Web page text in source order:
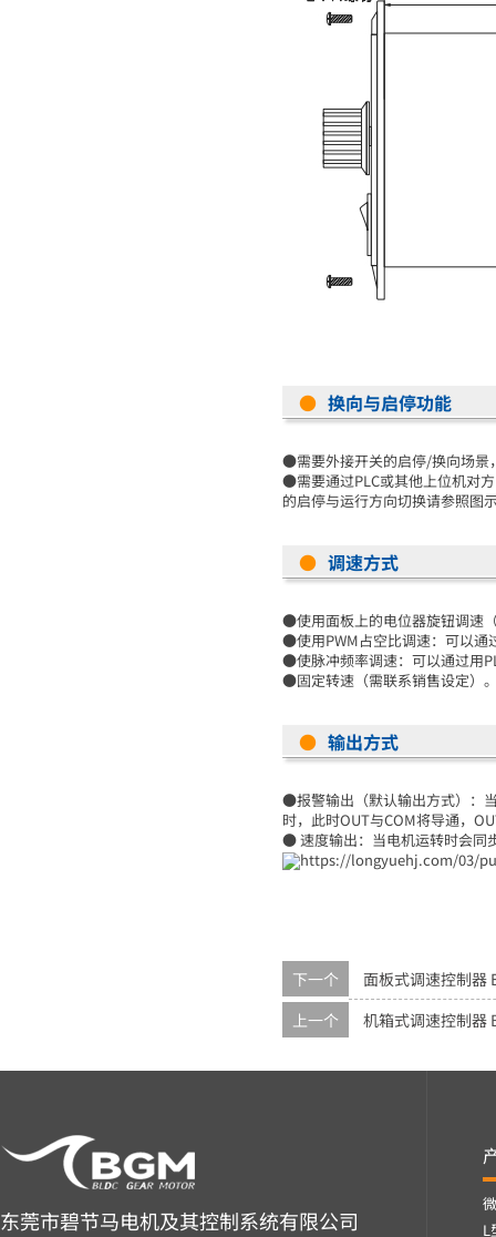
● 换向与启停功能
●需要外接开关的启停/换向场景
●需要通过PLC或其他上位机对
的启停与运行方向切换请参照图
● 调速方式
●使用面板上的电位器旋钮调速
●使用PWM占空比调速：可以通
●使脉冲频率调速：可以通过用
●固定转速（需联系销售设定）
● 输出方式
●报警输出（默认输出方式）：
时，此时OUT与COM将导通，
● 速度输出：当电机运转时会同
下一个
面板式调速控制器
上一个
机箱式调速控制器
东莞市碧节马电机及其控制系统有限公司
L